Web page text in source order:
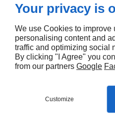
Mentions
Plan
Your privacy is
We use Cookies to improve
personalising content and
traffic and optimizing social
By clicking "I Agree" you
from our partners Google
Customize